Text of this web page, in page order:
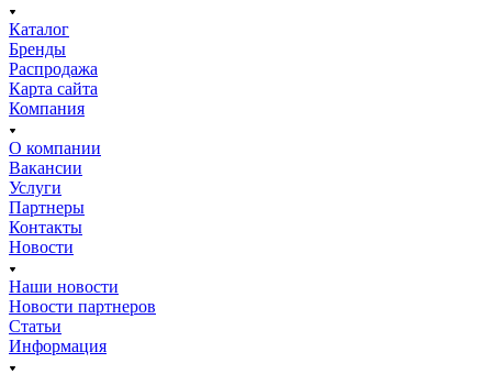
Каталог
Бренды
Распродажа
Карта сайта
Компания
О компании
Вакансии
Услуги
Партнеры
Контакты
Новости
Наши новости
Новости партнеров
Статьи
Информация